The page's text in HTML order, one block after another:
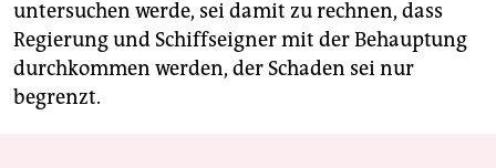
untersuchen werde, sei damit zu rechnen, dass
Regierung und Schiffseigner mit der Behauptung
durchkommen werden, der Schaden sei nur
begrenzt.